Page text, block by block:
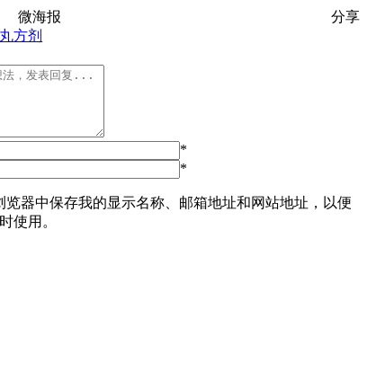
微海报 分享
方剂
*
*
览器中保存我的显示名称、邮箱地址和网站地址，以便
使用。